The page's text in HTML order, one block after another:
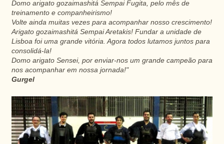
Domo arigato gozaimashitá Sempai Fugita, pelo mês de
treinamento e companheirismo!
Volte ainda muitas vezes para acompanhar nosso crescimento!
Arigato gozaimashitá Sempai Aretakis! Fundar a unidade de
Lisboa foi uma grande vitória. Agora todos lutamos juntos para
consolidá-la!
Domo arigato Sensei, por enviar-nos um grande campeão para
nos acompanhar em nossa jornada!"
Gurgel